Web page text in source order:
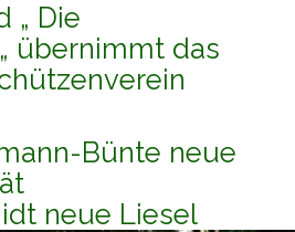
„ Die
übernimmt das
Bünte neue
neue Liesel